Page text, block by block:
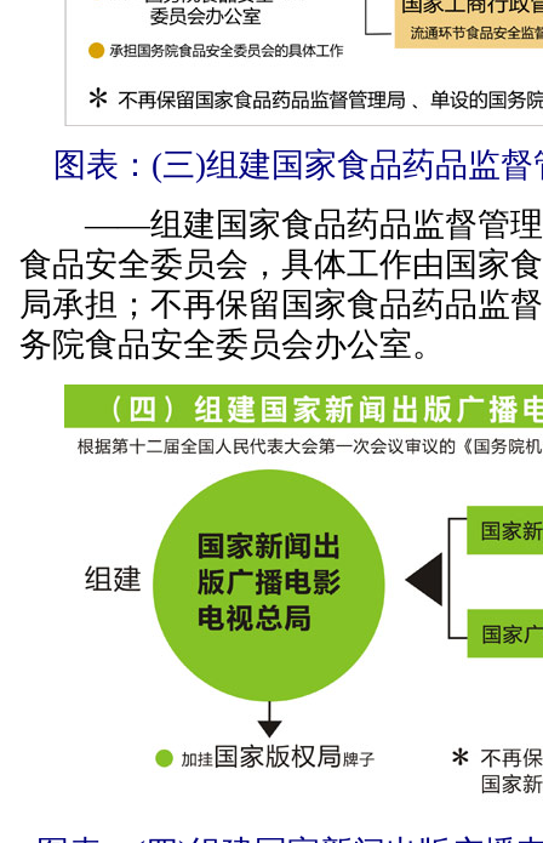
图表：(三)组建国家食品药品监
——组建国家食品药品监督管理
食品安全委员会，具体工作由国家
局承担；不再保留国家食品药品监
务院食品安全委员会办公室。